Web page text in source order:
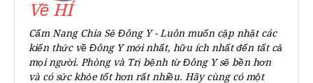
Về HÍ
Cẩm Nang Chia Sẻ Đông Y - Luôn muốn cập nhật các
kiến thức về Đông Y mới nhất, hữu ích nhất đến tất cả
mọi người. Phòng và Trị bệnh từ Đông Y sẽ bền hơn
và có sức khỏe tốt hơn rất nhiều. Hãy cùng có một